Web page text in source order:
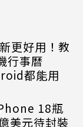
更好用！教
行事曆
都能用
18瓶
美元待封裝